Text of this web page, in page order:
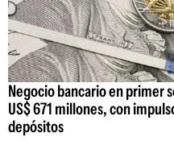
Negocio bancario en primer
US$ 671 millones, con
depósitos